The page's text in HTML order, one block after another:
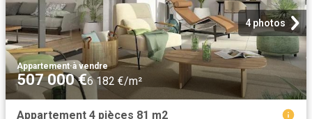
4 photos
Appartement·à vendre
507 000 €6 182 €/m²
Appartement 4 pièces 81 m2